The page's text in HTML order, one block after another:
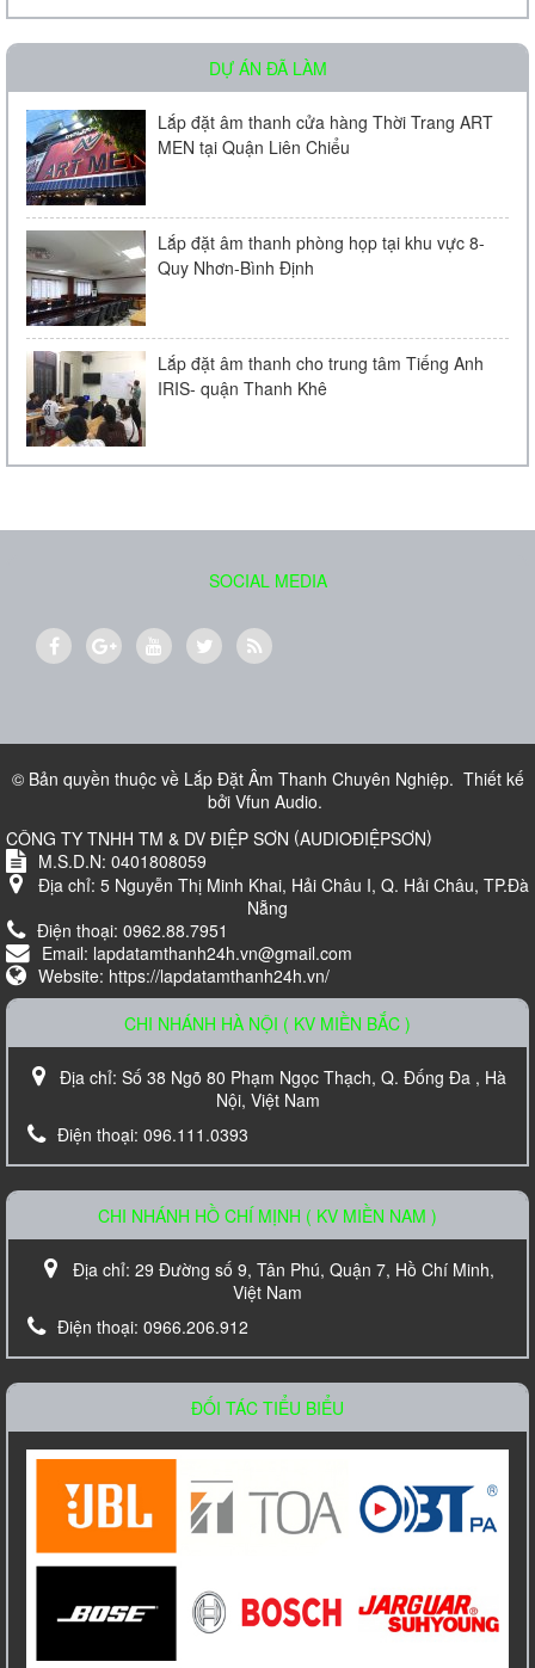
Micro Bosch LBC 2900/20
Liên hệ
Loa âm trần Bose FreeSpace DS 16F
700.000 VND
Loa Karaoke Nanomax JB-625
Liên hệ
Loa âm trần TOA PC-648R
Liên hệ
Amply Bosch PLE 1ME 120 EU Công Suất
DỰ ÁN ĐÃ LÀM
Lắp đặt âm thanh cửa hàng Thời Trang ART
MEN tại Quận Liên Chiểu
Lắp đặt âm thanh phòng họp tại khu vực 8-
Quy Nhơn-Bình Định
Lắp đặt âm thanh cho trung tâm Tiếng Anh
IRIS- quận Thanh Khê
SOCIAL MEDIA
© Bản quyền thuộc về Lắp Đặt Âm Thanh Chuyên Nghiệp. Thiết kế
bởi Vfun Audio.
CÔNG TY TNHH TM & DV ĐIỆP SƠN (AUDIOĐIỆPSƠN)
M.S.D.N: 0401808059
Địa chỉ: 5 Nguyễn Thị Minh Khai, Hải Châu I, Q. Hải Châu, TP.Đà
Nẵng
Điện thoại: 0962.88.7951
Email: lapdatamthanh24h.vn@gmail.com
Website: https://lapdatamthanh24h.vn/
CHI NHÁNH HÀ NỘI ( KV MIỀN BẮC )
Địa chỉ: Số 38 Ngõ 80 Phạm Ngọc Thạch, Q. Đống Đa , Hà
Nội, Việt Nam
Điện thoại: 096.111.0393
CHI NHÁNH HỒ CHÍ MỊNH ( KV MIỀN NAM )
Địa chỉ: 29 Đường số 9, Tân Phú, Quận 7, Hồ Chí Minh,
Việt Nam
Điện thoại: 0966.206.912
ĐỐI TÁC TIỂU BIỂU